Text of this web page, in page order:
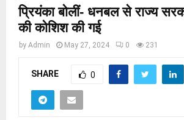
प्रियंका बोलीं- धनबल से राज्य
की कोशिश की गई
by Admin May 27, 2024 0 231
SHARE 0